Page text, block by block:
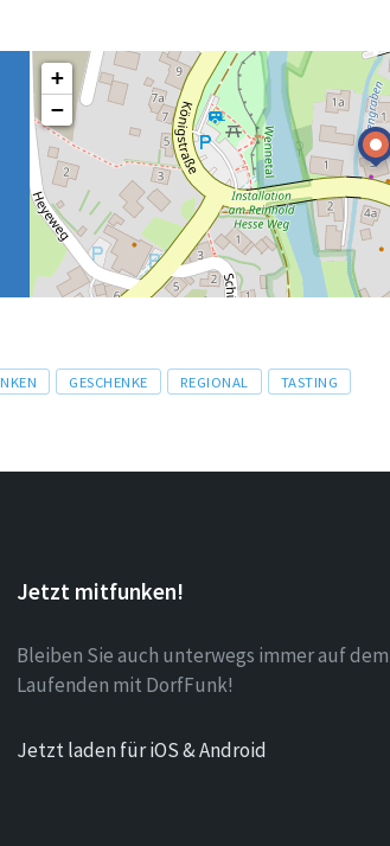
+
−
GESCHENKE REGIONAL TASTING
Jetzt mitfunken!
Bleiben Sie auch unterwegs immer auf dem
Laufenden mit DorfFunk!
Jetzt laden für iOS & Android